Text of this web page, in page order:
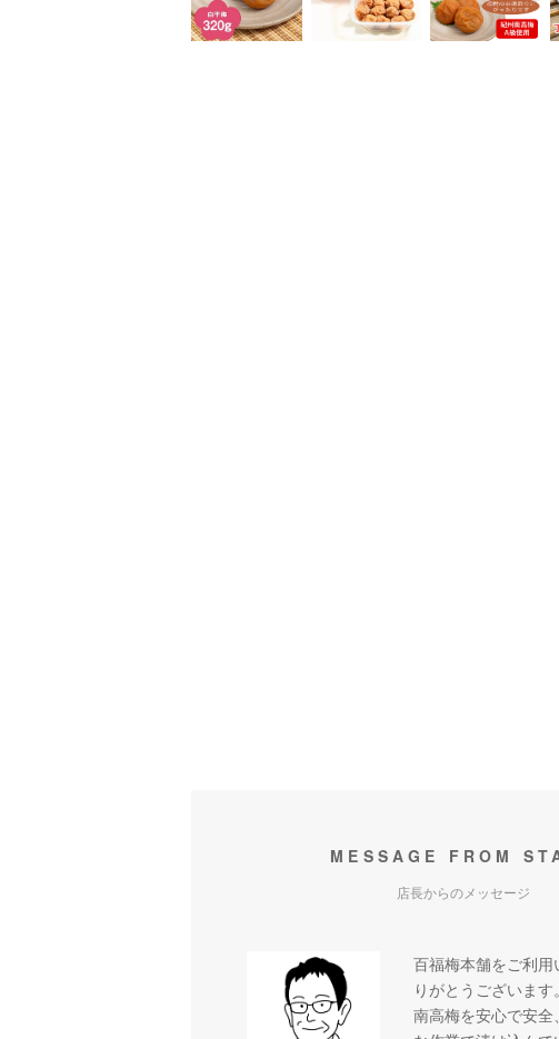
MESSAGE FROM
店長からのメッセージ
百福梅本舗をご利
りがとうございま
南高梅を安心で安